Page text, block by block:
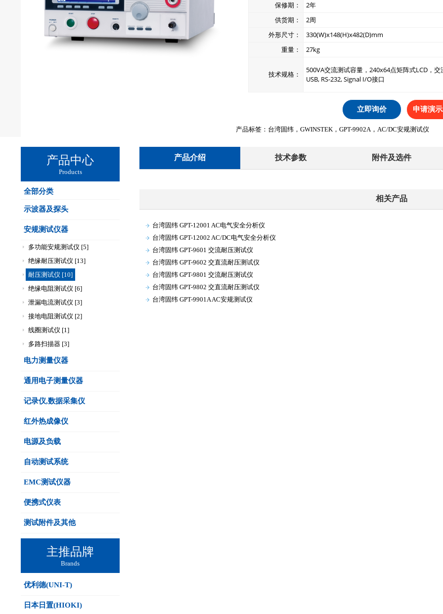
保修期：
2年
供货期：
2周
外形尺寸：
330(W)x148(H)x482(D)mm
重量：
27kg
技术规格：
500VA交流测试容量，240x64点矩阵式LCD，
USB, RS-232, Signal I/O接口
立即询价 申请演
产品标签：台湾固纬，GWINSTEK，GPT-9902A，AC/DC安规测试仪
产品中心
Products
全部分类
示波器及探头
安规测试仪器
多功能安规测试仪 [5]
绝缘耐压测试仪 [13]
耐压测试仪 [10]
绝缘电阻测试仪 [6]
泄漏电流测试仪 [3]
接地电阻测试仪 [2]
线圈测试仪 [1]
多路扫描器 [3]
电力测量仪器
通用电子测量仪器
记录仪,数据采集仪
红外热成像仪
电源及负载
自动测试系统
EMC测试仪器
便携式仪表
测试附件及其他
主推品牌
Brands
优利德(UNI-T)
日本日置(HIOKI)
产品介绍 技术参数 附件及选件
相关产品
台湾固纬 GPT-12001 AC电气安全分析仪
台湾固纬 GPT-12002 AC/DC电气安全分析仪
台湾固纬 GPT-9601 交流耐压测试仪
台湾固纬 GPT-9602 交直流耐压测试仪
台湾固纬 GPT-9801 交流耐压测试仪
台湾固纬 GPT-9802 交直流耐压测试仪
台湾固纬 GPT-9901A AC安规测试仪